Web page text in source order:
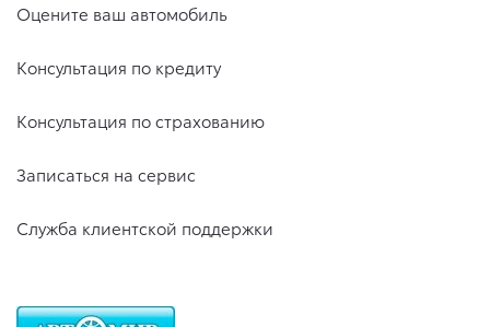
Оцените ваш автомобиль
Консультация по кредиту
Консультация по страхованию
Записаться на сервис
Служба клиентской поддержки